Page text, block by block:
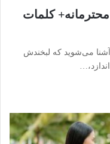
محترمانه+ کلمات
می‌شوید که لبخندش